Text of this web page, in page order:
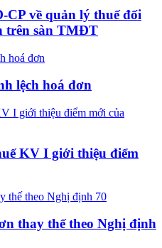
CP về quản lý thuế đối
trên sàn TMĐT
lệch hoá đơn
KV I giới thiệu điểm
thay thế theo Nghị định